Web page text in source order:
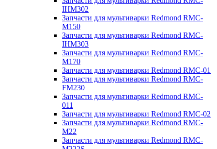
IHM302
Запчасти для мультиварки Redmond RMC-
M150
Запчасти для мультиварки Redmond RMC-
IHM303
Запчасти для мультиварки Redmond RMC-
M170
Запчасти для мультиварки Redmond RMC-01
Запчасти для мультиварки Redmond RMC-
FM230
Запчасти для мультиварки Redmond RMC-
011
Запчасти для мультиварки Redmond RMC-02
Запчасти для мультиварки Redmond RMC-
M22
Запчасти для мультиварки Redmond RMC-